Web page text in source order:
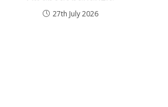
27th July 2026